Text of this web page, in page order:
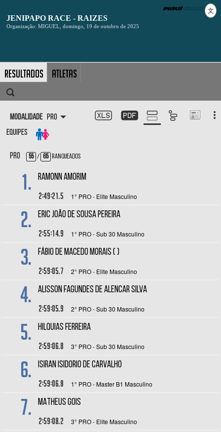
Resultados Atletas
文
Modalidade
Pro
Equipes
Pro 55 / 65 Ranqueados
1. RAMONN AMORIM
2:49:21.5 1° PRO - Elite Masculino
2. ERIC JOÃO DE SOUSA PEREIRA
2:55:14.9 1° PRO - Sub 30 Masculino
3. FÁBIO DE MACEDO MORAIS ( )
2:59:05.7 2° PRO - Elite Masculino
4. ALISSON FAGUNDES DE ALENCAR SILVA
2:59:05.9 2° PRO - Sub 30 Masculino
5. HILQUIAS FERREIRA
2:59:06.8 3° PRO - Sub 30 Masculino
6. ISIRAN ISIDORIO DE CARVALHO
2:59:06.8 1° PRO - Master B1 Masculino
7. MATHEUS GOIS
2:59:08.2 3° PRO - Elite Masculino